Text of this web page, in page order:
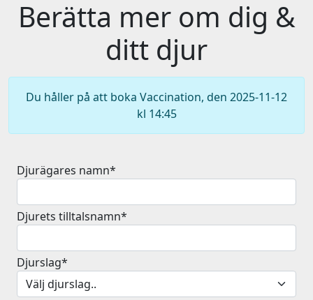
Berätta mer om dig &
ditt djur
Du håller på att boka Vaccination, den 2025-11-12
kl 14:45
Djurägares namn*
Djurets tilltalsnamn*
Djurslag*